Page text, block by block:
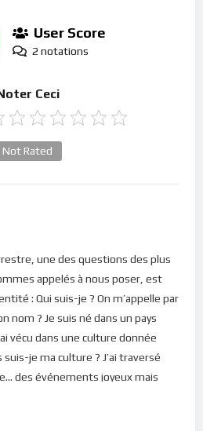
User Score
2 notations
Ceci
Not Rated
une des questions des plus
appelés à nous poser, est
: Qui suis-je ? On m’appelle par
nom ? Je suis né dans un pays
vécu dans une culture donnée
je ma culture ? J’ai traversé
des événements joyeux mais